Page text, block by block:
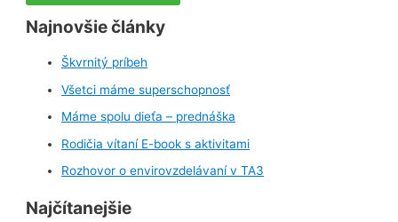
Najnovšie články
Škvrnitý príbeh
Všetci máme superschopnosť
Máme spolu dieťa – prednáška
Rodičia vítaní E-book s aktivitami
Rozhovor o envirovzdelávaní v TA3
Najčítanejšie